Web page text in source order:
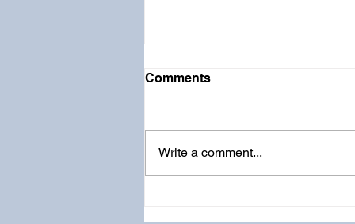
安分
Comments
Write a comment...